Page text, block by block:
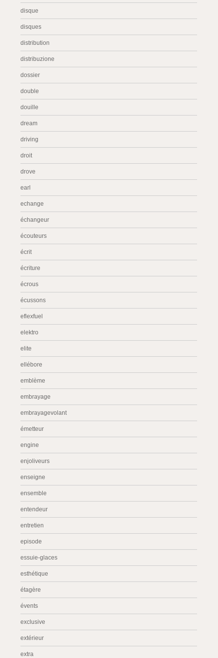
disque
disques
distribution
distribuzione
dossier
double
douille
dream
driving
droit
drove
earl
echange
échangeur
écouteurs
écrit
écriture
écrous
écussons
eflexfuel
elektro
elite
ellébore
emblème
embrayage
embrayagevolant
émetteur
engine
enjoliveurs
enseigne
ensemble
entendeur
entretien
episode
essuie-glaces
esthétique
étagère
évents
exclusive
extérieur
extra